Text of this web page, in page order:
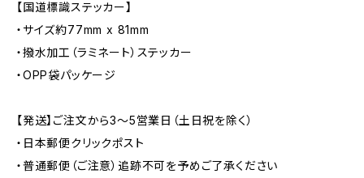
【国道標識ステッカー】
・サイズ約77mm x 81mm
・撥水加工（ラミネート）ステッカー
・OPP袋パッケージ
【発送】ご注文から3〜5営業日（土日祝を除く）
・日本郵便クリックポスト
・普通郵便（ご注意）追跡不可を予めご了承ください